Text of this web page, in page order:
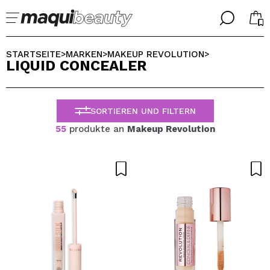
╳
Ich bin bereits #maquilover, ich habe ein Konto
╳
WÄHLE DEINE SPRACHE
ALEMAN
ESPAÑOL
ENGLISH
FRANCES
STARTSEITE>MARKEN>MAKEUP REVOLUTION>
LIQUID CONCEALER
SORTIEREN UND FILTERN
55produkte an Makeup Revolution